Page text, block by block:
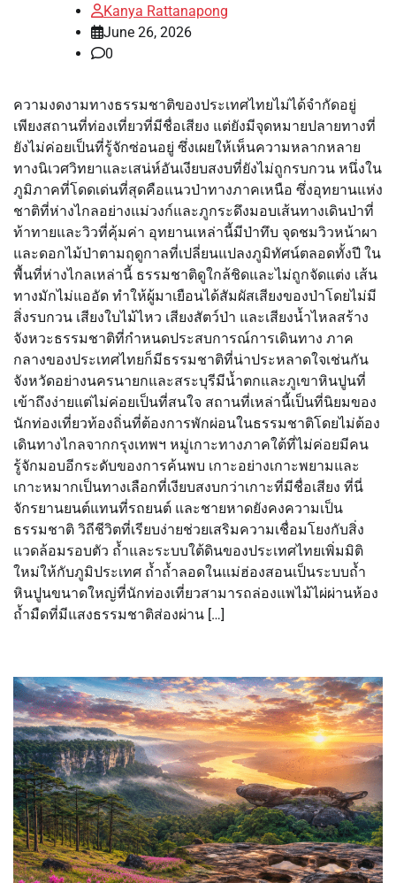
Kanya Rattanapong
June 26, 2026
0
ความงดงามทางธรรมชาติของประเทศไทยไม่ได้จำกัดอยู่
เพียงสถานที่ท่องเที่ยวที่มีชื่อเสียง แต่ยังมีจุดหมายปลายทางที่
ยังไม่ค่อยเป็นที่รู้จักซ่อนอยู่ ซึ่งเผยให้เห็นความหลากหลาย
ทางนิเวศวิทยาและเสน่ห์อันเงียบสงบที่ยังไม่ถูกรบกวน หนึ่งใน
ภูมิภาคที่โดดเด่นที่สุดคือแนวป่าทางภาคเหนือ ซึ่งอุทยานแห่ง
ชาติที่ห่างไกลอย่างแม่วงก์และภูกระดึงมอบเส้นทางเดินป่าที่
ท้าทายและวิวที่คุ้มค่า อุทยานเหล่านี้มีป่าทึบ จุดชมวิวหน้าผา
และดอกไม้ป่าตามฤดูกาลที่เปลี่ยนแปลงภูมิทัศน์ตลอดทั้งปี ใน
พื้นที่ห่างไกลเหล่านี้ ธรรมชาติดูใกล้ชิดและไม่ถูกจัดแต่ง เส้น
ทางมักไม่แออัด ทำให้ผู้มาเยือนได้สัมผัสเสียงของป่าโดยไม่มี
สิ่งรบกวน เสียงใบไม้ไหว เสียงสัตว์ป่า และเสียงน้ำไหลสร้าง
จังหวะธรรมชาติที่กำหนดประสบการณ์การเดินทาง ภาค
กลางของประเทศไทยก็มีธรรมชาติที่น่าประหลาดใจเช่นกัน
จังหวัดอย่างนครนายกและสระบุรีมีน้ำตกและภูเขาหินปูนที่
เข้าถึงง่ายแต่ไม่ค่อยเป็นที่สนใจ สถานที่เหล่านี้เป็นที่นิยมของ
นักท่องเที่ยวท้องถิ่นที่ต้องการพักผ่อนในธรรมชาติโดยไม่ต้อง
เดินทางไกลจากกรุงเทพฯ หมู่เกาะทางภาคใต้ที่ไม่ค่อยมีคน
รู้จักมอบอีกระดับของการค้นพบ เกาะอย่างเกาะพยามและ
เกาะหมากเป็นทางเลือกที่เงียบสงบกว่าเกาะที่มีชื่อเสียง ที่นี่
จักรยานยนต์แทนที่รถยนต์ และชายหาดยังคงความเป็น
ธรรมชาติ วิถีชีวิตที่เรียบง่ายช่วยเสริมความเชื่อมโยงกับสิ่ง
แวดล้อมรอบตัว ถ้ำและระบบใต้ดินของประเทศไทยเพิ่มมิติ
ใหม่ให้กับภูมิประเทศ ถ้ำถ้ำลอดในแม่ฮ่องสอนเป็นระบบถ้ำ
หินปูนขนาดใหญ่ที่นักท่องเที่ยวสามารถล่องแพไม้ไผ่ผ่านห้อง
ถ้ำมืดที่มีแสงธรรมชาติส่องผ่าน […]